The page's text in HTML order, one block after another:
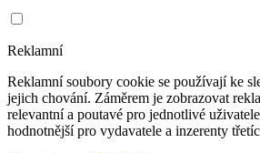
Reklamní
Reklamní soubory cookie se používají ke
jejich chování. Záměrem je zobrazovat
relevantní a poutavé pro jednotlivé
hodnotnější pro vydavatele a inzerenty